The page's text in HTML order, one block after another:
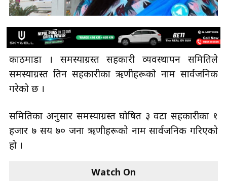
काठमाडौँ । समस्याग्रस्त सहकारी व्यवस्थापन समितिले
समस्याग्रस्त तिन सहकारीका ऋणीहरूको नाम सार्वजनिक
गरेको छ ।
समितिका अनुसार समस्याग्रस्त घोषित ३ वटा सहकारीका १
हजार ७ सय ७० जना ऋणीहरूको नाम सार्वजनिक गरिएको
हो ।
Watch On